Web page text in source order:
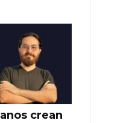
crean